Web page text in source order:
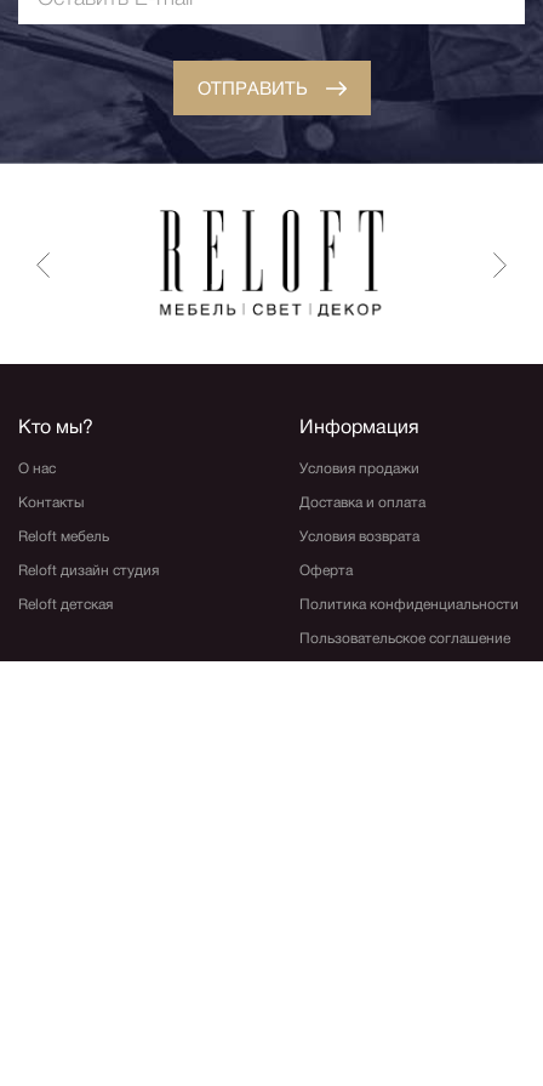
ОТПРАВИТЬ
Кто мы?
О нас
Контакты
Reloft мебель
Reloft дизайн студия
Reloft детская
Информация
Условия продажи
Доставка и оплата
Условия возврата
Оферта
Политика конфиденциальности
Пользовательское соглашение